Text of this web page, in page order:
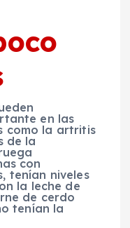
en las
como la artritis
de la
con
tenían niveles
la leche de
de cerdo
tenían la